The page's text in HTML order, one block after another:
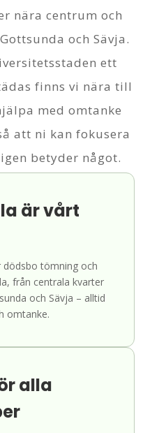
nära centrum och
och Sävja.
ett
finns vi nära till
med omtanke
att ni kan fokusera
betyder något.
är vårt
dödsbo tömning och
från centrala kvarter
och Sävja – alltid
omtanke.
alla